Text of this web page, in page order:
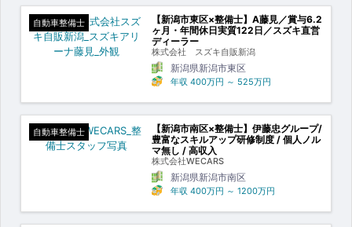
自動車整備士
【新潟市東区×整備士】A藤見／賞与6.2
ヶ月・年間休日実質122日／スズキ直営
ディーラー
株式会社 スズキ自販新潟
新潟県新潟市東区
年収 400万円 ～ 525万円
自動車整備士
【新潟市南区×整備士】伊藤忠グループ/
豊富なスキルアップ研修制度 / 個人ノル
マ無し / 高収入
株式会社WECARS
新潟県新潟市南区
年収 400万円 ～ 1200万円